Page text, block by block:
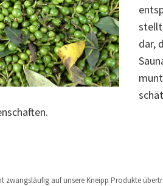
stellt
dar,
zwangsläufig auf unsere Kneipp Produkte